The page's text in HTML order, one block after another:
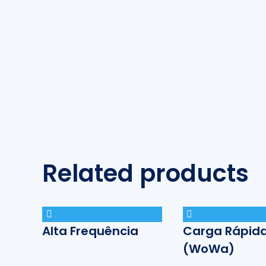
Related products
Alta Frequência
Carga
(WoWa)